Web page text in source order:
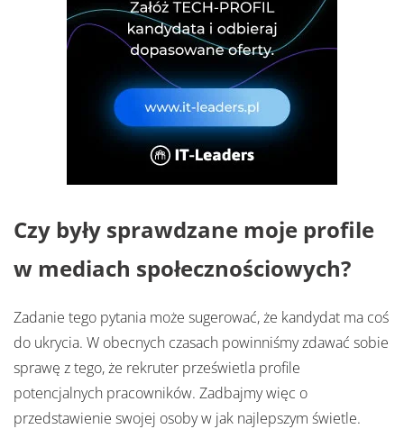
Czy były sprawdzane moje profile
w mediach społecznościowych?
Zadanie tego pytania może sugerować, że kandydat ma coś
do ukrycia. W obecnych czasach powinniśmy zdawać sobie
sprawę z tego, że rekruter prześwietla profile
potencjalnych pracowników. Zadbajmy więc o
przedstawienie swojej osoby w jak najlepszym świetle.